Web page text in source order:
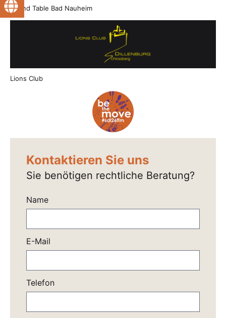
Round Table Bad Nauheim
Lions Club
Kontaktieren Sie uns
Sie benötigen rechtliche Beratung?
Name
E-Mail
Telefon